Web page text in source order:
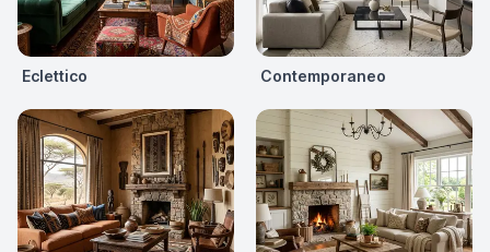
Eclettico Contemporaneo